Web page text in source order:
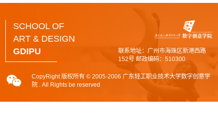
SCHOOL OF
ART & DESIGN
GDIPU
联系地址：广州市海珠区新港西路
152号 邮政编码：510300
CopyRight 版权所有 © 2005-2006 广东轻工职业技术大学数字创意学
院 . All Rights be reserved